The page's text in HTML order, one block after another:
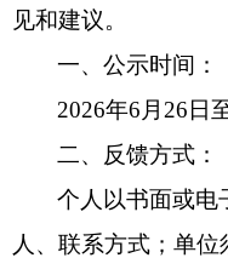
见和建议。
一、公示时间：
2026年6 月 26 日
二、反馈方式：
个人以书面或电
人、联系方式；单